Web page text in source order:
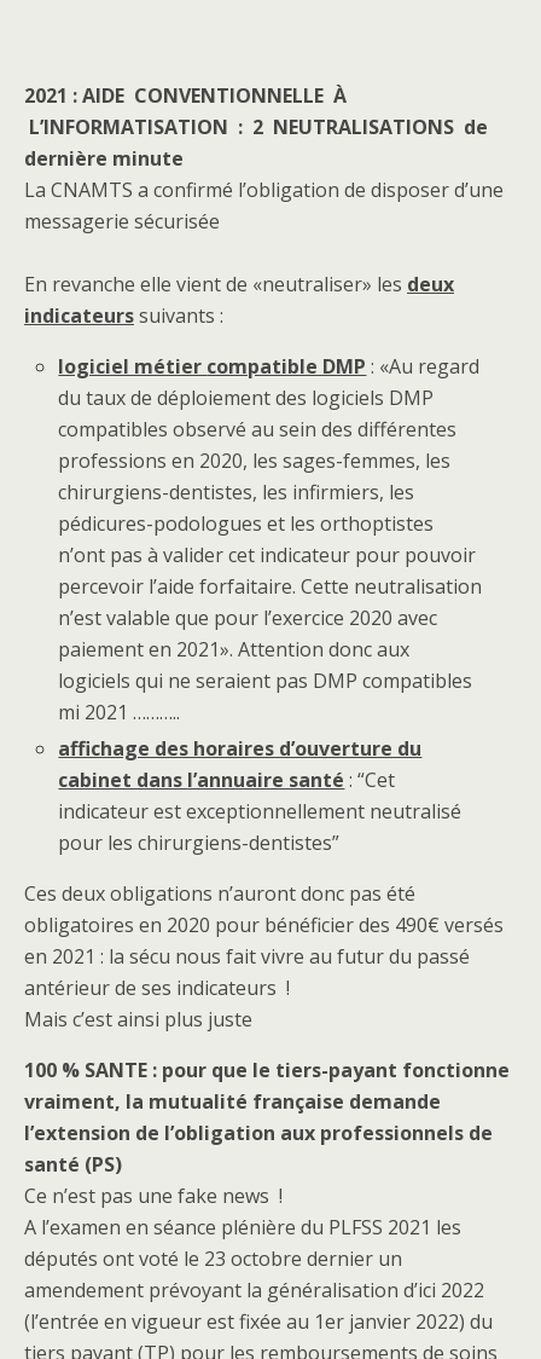
2021 : AIDE CONVENTIONNELLE À
L’INFORMATISATION : 2 NEUTRALISATIONS de
dernière minute
La CNAMTS a confirmé l’obligation de disposer d’une
messagerie sécurisée
En revanche elle vient de «neutraliser» les deux
indicateurssuivants :
logiciel métier compatible DMP : «Au regard
du taux de déploiement des logiciels DMP
compatibles observé au sein des différentes
professions en 2020, les sages-femmes, les
chirurgiens-dentistes, les infirmiers, les
pédicures-podologues et les orthoptistes
n’ont pas à valider cet indicateur pour pouvoir
percevoir l’aide forfaitaire. Cette neutralisation
n’est valable que pour l’exercice 2020 avec
paiement en 2021». Attention donc aux
logiciels qui ne seraient pas DMP compatibles
mi 2021 ………..
affichage des horaires d’ouverture du
cabinet dans l’annuaire santé : “Cet
indicateur est exceptionnellement neutralisé
pour les chirurgiens-dentistes”
Ces deux obligations n’auront donc pas été
obligatoires en 2020 pour bénéficier des 490€ versés
en 2021 : la sécu nous fait vivre au futur du passé
antérieur de ses indicateurs !
Mais c’est ainsi plus juste
100 % SANTE : pour que le tiers-payant fonctionne
vraiment, la mutualité française demande
l’extension de l’obligation aux professionnels de
santé (PS)
Ce n’est pas une fake news !
A l’examen en séance plénière du PLFSS 2021 les
députés ont voté le 23 octobre dernier un
amendement prévoyant la généralisation d’ici 2022
(l’entrée en vigueur est fixée au 1er janvier 2022) du
tiers payant (TP) pour les remboursements de soins